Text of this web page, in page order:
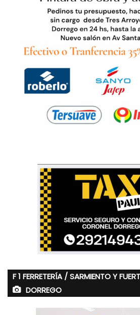
F 1 FERRETERÍA / SARMIENTO Y
DORREGO